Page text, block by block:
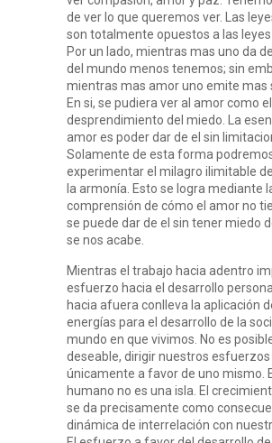
de ver lo que queremos ver. Las
son totalmente opuestos a las leyes
Por un lado, mientras mas uno da
del mundo menos tenemos; sin
mientras mas amor uno emite mas
En si, se pudiera ver al amor como el
desprendimiento del miedo. La
amor es poder dar de el sin
Solamente de esta forma
experimentar el milagro ilimitable
la armonía. Esto se logra mediante
comprensión de cómo el amor no
se puede dar de el sin tener miedo
se nos acabe.
Mientras el trabajo hacia adentro
esfuerzo hacia el desarrollo
hacia afuera conlleva la aplicación
energías para el desarrollo de la
mundo en que vivimos. No es
deseable, dirigir nuestros esfuerzos
únicamente a favor de uno mismo.
humano no es una isla. El
se da precisamente como
dinámica de interrelación con